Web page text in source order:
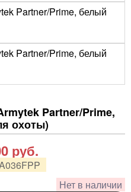
Partner/Prime,
охоты)
Нет в наличии
руб.